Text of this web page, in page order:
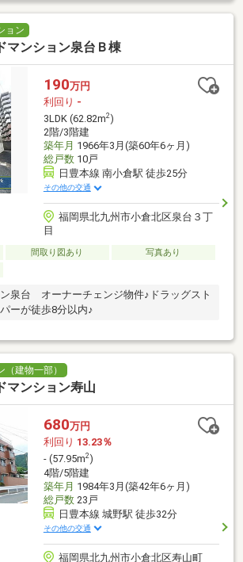
ョン
マンション泉台Ｂ棟
190万円
利回り -
3LDK (62.82m2)
2階/3階建
築年月 1966年3月(築60年6ヶ月)
総戸数10戸
日豊本線 南小倉駅 徒歩25分
その他の交通
福岡県北九州市小倉北区泉台３丁
目
間取り図あり
写真あり
泉台 オーナーチェンジ物件♪ドラッグスト
ーが徒歩8分以内♪
建物一部）
マンション寿山
680万円
利回り 13.23％
- (57.95m2)
4階/5階建
築年月 1984年3月(築42年6ヶ月)
総戸数23戸
日豊本線 城野駅 徒歩32分
その他の交通
福岡県北九州市小倉北区寿山町